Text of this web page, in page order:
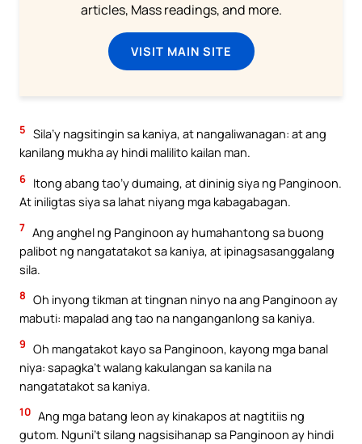
articles, Mass readings, and more.
VISIT MAIN SITE
5 Sila’y nagsitingin sa kaniya, at nangaliwanagan: at ang
kanilang mukha ay hindi malilito kailan man.
6 Itong abang tao’y dumaing, at dininig siya ng Panginoon.
At iniligtas siya sa lahat niyang mga kabagabagan.
7 Ang anghel ng Panginoon ay humahantong sa buong
palibot ng nangatatakot sa kaniya, at ipinagsasanggalang
sila.
8 Oh inyong tikman at tingnan ninyo na ang Panginoon ay
mabuti: mapalad ang tao na nanganganlong sa kaniya.
9 Oh mangatakot kayo sa Panginoon, kayong mga banal
niya: sapagka’t walang kakulangan sa kanila na
nangatatakot sa kaniya.
10 Ang mga batang leon ay kinakapos at nagtitiis ng
gutom. Nguni’t silang nagsisihanap sa Panginoon ay hindi